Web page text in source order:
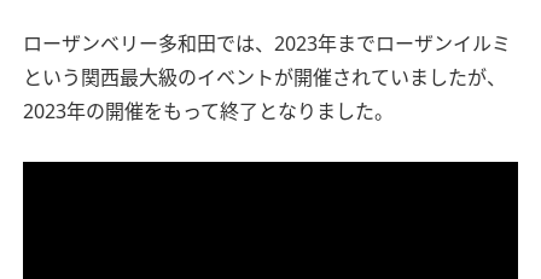
ローザンベリー多和田では、2023年までローザンイルミ
という関西最大級のイベントが開催されていましたが、
2023年の開催をもって終了となりました。